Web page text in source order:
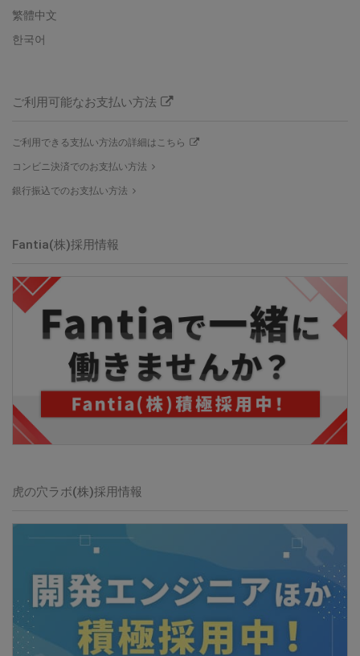
繁體中文
한국어
ご利用可能なお支払い方法
ご利用できる支払い方法の詳細はこちら
コンビニ決済でのお支払い方法
銀行振込でのお支払い方法
Fantia(株)採用情報
虎の穴ラボ(株)採用情報